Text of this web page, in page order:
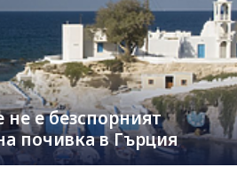
е безспорният
почивка в Гърция